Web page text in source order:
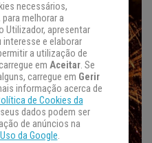
necessários,
melhorar a
Utilizador, apresentar
e elaborar
a utilização de
em Aceitar. Se
carregue em Gerir
informação acerca de
de Cookies da
dados podem ser
de anúncios na
da Google.